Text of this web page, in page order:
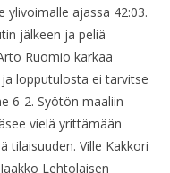
ylivoimalle ajassa 42:03.
jälkeen ja peliä
Ruomio karkaa
lopputulosta ei tarvitse
6-2. Syötön maaliin
vielä yrittämään
tilaisuuden. Ville Kakkori
Lehtolaisen